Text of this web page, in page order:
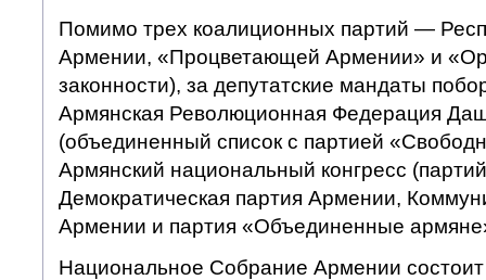
Помимо трех коалиционных партий —
Армении, «Процветающей Армении» и
законности), за депутатские мандаты
Армянская Революционная Федерация
(объединенный список с партией
Армянский национальный конгресс
Демократическая партия Армении,
Армении и партия «Объединенные
Национальное Собрание Армении состоит